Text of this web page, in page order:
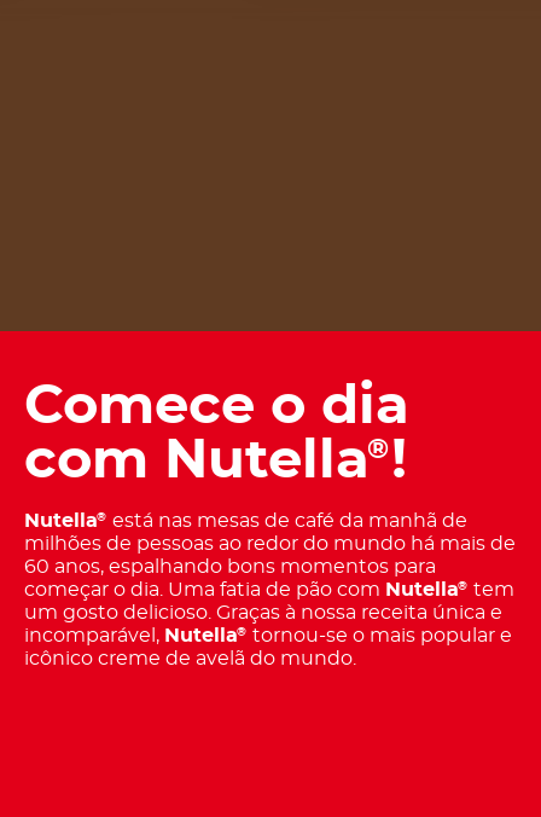
Comece o dia
com Nutella®!
Nutella® está nas mesas de café da manhã de
milhões de pessoas ao redor do mundo há mais de
60 anos, espalhando bons momentos para
começar o dia. Uma fatia de pão com Nutella® tem
um gosto delicioso. Graças à nossa receita única e
incomparável, Nutella® tornou-se o mais popular e
icônico creme de avelã do mundo.